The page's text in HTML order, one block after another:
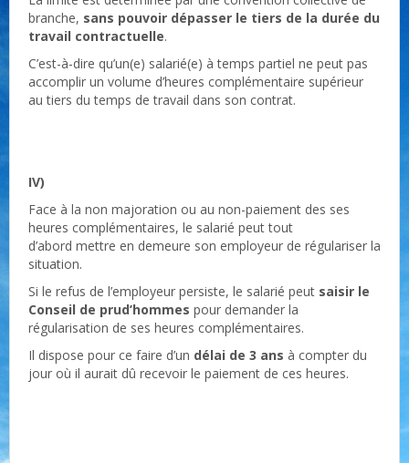
branche, sans pouvoir dépasser le tiers de la durée du
travail contractuelle.
C’est-à-dire qu’un(e) salarié(e) à temps partiel ne peut pas
accomplir un volume d’heures complémentaire supérieur
au tiers du temps de travail dans son contrat.
IV)
Face à la non majoration ou au non-paiement des ses
heures complémentaires, le salarié peut tout
d’abord mettre en demeure son employeur de régulariser la
situation.
Si le refus de l’employeur persiste, le salarié peut saisir le
Conseil de prud’hommes pour demander la
régularisation de ses heures complémentaires.
Il dispose pour ce faire d’un délai de 3 ans à compter du
jour où il aurait dû recevoir le paiement de ces heures.